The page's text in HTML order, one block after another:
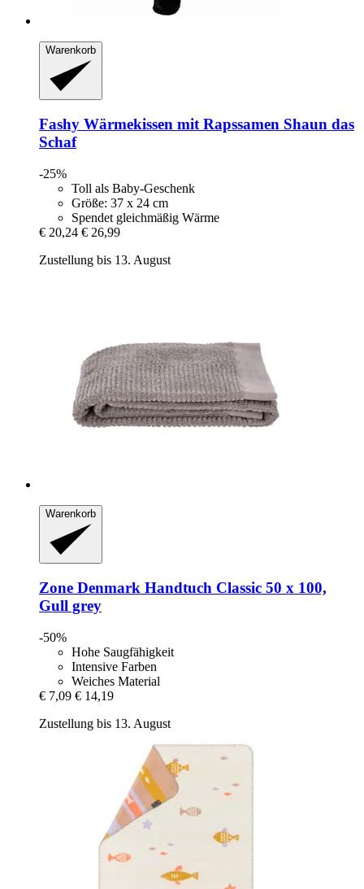
Warenkorb
Fashy Wärmekissen mit Rapssamen Shaun das
Schaf
-25%
Toll als Baby-Geschenk
Größe: 37 x 24 cm
Spendet gleichmäßig Wärme
€ 20,24 € 26,99
Zustellung bis 13. August
Warenkorb
Zone Denmark Handtuch Classic 50 x 100,
Gull grey
-50%
Hohe Saugfähigkeit
Intensive Farben
Weiches Material
€ 7,09 € 14,19
Zustellung bis 13. August